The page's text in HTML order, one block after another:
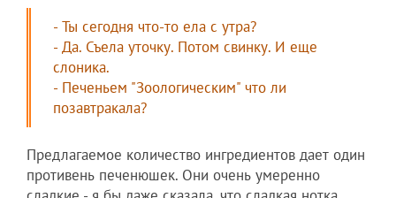
- Ты сегодня что-то ела с утра?
- Да. Съела уточку. Потом свинку. И еще
слоника.
- Печеньем "Зоологическим" что ли
позавтракала?
Предлагаемое количество ингредиентов дает один
противень печенюшек. Они очень умеренно